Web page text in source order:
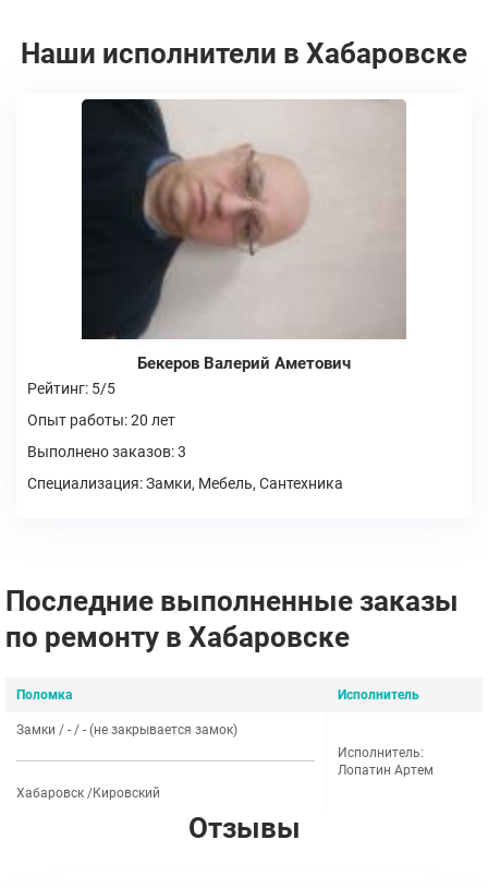
Наши исполнители в Хабаровске
Бекеров Валерий Аметович
Рейтинг: 5/5
Опыт работы: 20 лет
Выполнено заказов: 3
Специализация: Замки, Мебель, Сантехника
Последние выполненные заказы
по ремонту в Хабаровске
Поломка Исполнитель
Замки / - / - (не закрывается замок)
Хабаровск /Кировский
Исполнитель:
Лопатин Артем
Отзывы